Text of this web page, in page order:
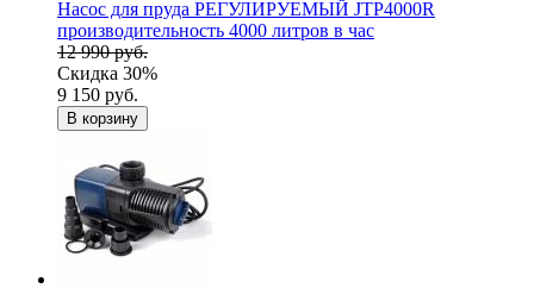
Насос для пруда РЕГУЛИРУЕМЫЙ JTP4000R
производительность 4000 литров в час
12 990 руб.
Скидка 30%
9 150 руб.
В корзину